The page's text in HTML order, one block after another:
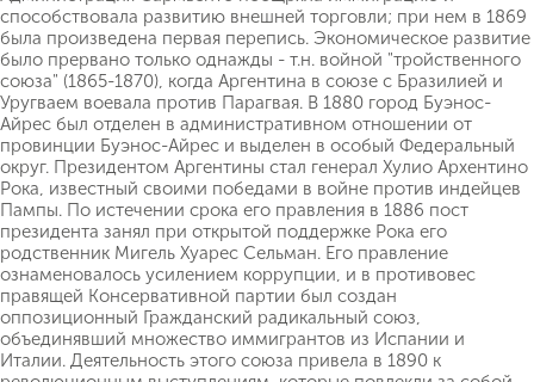
способствовала развитию внешней торговли; при нем в 1869
была произведена первая перепись. Экономическое развитие
было прервано только однажды - т.н. войной "тройственного
союза" (1865-1870), когда Аргентина в союзе с Бразилией и
Уругваем воевала против Парагвая. В 1880 город Буэнос-
Айрес был отделен в административном отношении от
провинции Буэнос-Айрес и выделен в особый Федеральный
округ. Президентом Аргентины стал генерал Хулио Архентино
Рока, известный своими победами в войне против индейцев
Пампы. По истечении срока его правления в 1886 пост
президента занял при открытой поддержке Рока его
родственник Мигель Хуарес Сельман. Его правление
ознаменовалось усилением коррупции, и в противовес
правящей Консервативной партии был создан
оппозиционный Гражданский радикальный союз,
объединявший множество иммигрантов из Испании и
Италии. Деятельность этого союза привела в 1890 к